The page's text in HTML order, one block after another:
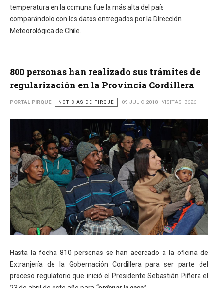
temperatura en la comuna fue la más alta del país
comparándolo con los datos entregados por la Dirección
Meteorológica de Chile.
800 personas han realizado sus trámites de
regularización en la Provincia Cordillera
PORTAL PIRQUE NOTICIAS DE PIRQUE 09 JULIO 2018 VISITAS: 3626
Hasta la fecha 810 personas se han acercado a la oficina de
Extranjería de la Gobernación Cordillera para ser parte del
proceso regulatorio que inició el Presidente Sebastián Piñera el